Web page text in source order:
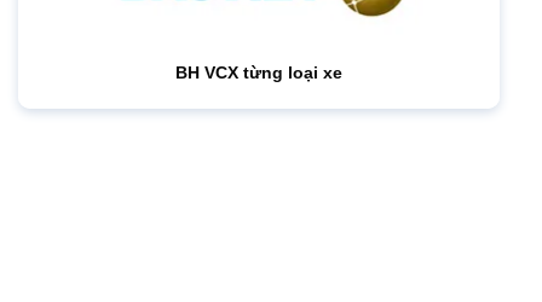
BH VCX từng loại xe